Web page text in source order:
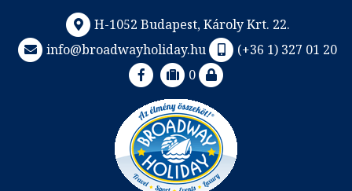
H-1052 Budapest, Károly Krt. 22.
info@broadwayholiday.hu
(+36 1) 327 01 20
0